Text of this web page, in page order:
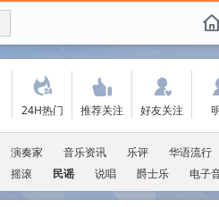
.
24H热门
'
推荐关注
:
好友关注
演奏家 音乐资讯 乐评
华语流行
摇滚 民谣 说唱 爵士乐 电子